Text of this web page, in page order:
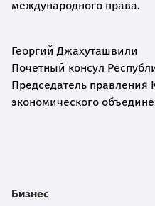
международного права.
Георгий Джахуташвили
Почетный консул
Председатель правления
экономического
Бизнес